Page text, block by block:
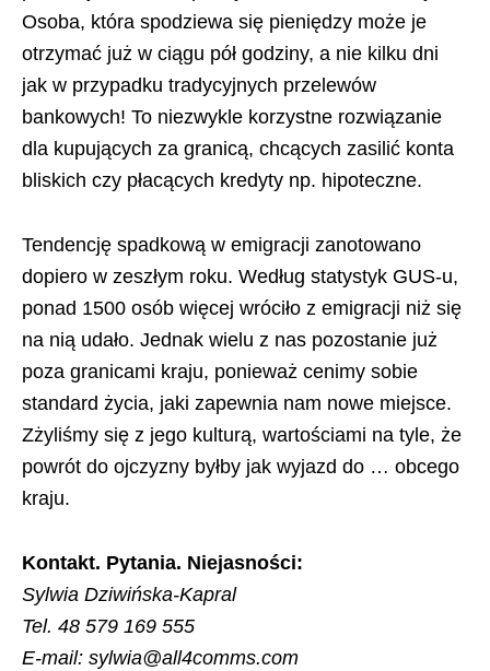
Osoba, która spodziewa się pieniędzy może je
otrzymać już w ciągu pół godziny, a nie kilku dni
jak w przypadku tradycyjnych przelewów
bankowych! To niezwykle korzystne rozwiązanie
dla kupujących za granicą, chcących zasilić konta
bliskich czy płacących kredyty np. hipoteczne.
Tendencję spadkową w emigracji zanotowano
dopiero w zeszłym roku. Według statystyk GUS-u,
ponad 1500 osób więcej wróciło z emigracji niż się
na nią udało. Jednak wielu z nas pozostanie już
poza granicami kraju, ponieważ cenimy sobie
standard życia, jaki zapewnia nam nowe miejsce.
Zżyliśmy się z jego kulturą, wartościami na tyle, że
powrót do ojczyzny byłby jak wyjazd do … obcego
kraju.
Kontakt. Pytania. Niejasności:
Sylwia Dziwińska-Kapral
Tel. 48 579 169 555
E-mail: sylwia@all4comms.com